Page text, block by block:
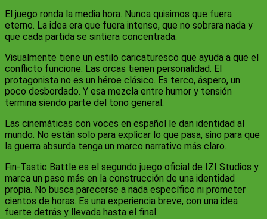
El juego ronda la media hora. Nunca quisimos que fuera
eterno. La idea era que fuera intenso, que no sobrara nada y
que cada partida se sintiera concentrada.
Visualmente tiene un estilo caricaturesco que ayuda a que el
conflicto funcione. Las orcas tienen personalidad. El
protagonista no es un héroe clásico. Es terco, áspero, un
poco desbordado. Y esa mezcla entre humor y tensión
termina siendo parte del tono general.
Las cinemáticas con voces en español le dan identidad al
mundo. No están solo para explicar lo que pasa, sino para que
la guerra absurda tenga un marco narrativo más claro.
Fin-Tastic Battle es el segundo juego oficial de IZI Studios y
marca un paso más en la construcción de una identidad
propia. No busca parecerse a nada específico ni prometer
cientos de horas. Es una experiencia breve, con una idea
fuerte detrás y llevada hasta el final.